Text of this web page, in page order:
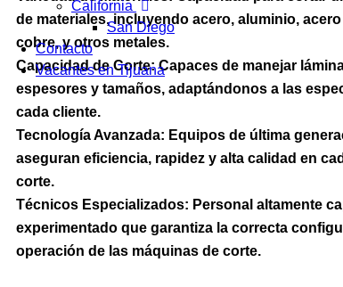
California
San Diego
Contacto
Vacantes en Tijuana
de materiales, incluyendo acero, aluminio,
cobre, y otros metales.
Capacidad de Corte: Capaces de manejar
espesores y tamaños, adaptándonos a las
cada cliente.
Tecnología Avanzada: Equipos de última
aseguran eficiencia, rapidez y alta calidad en
corte.
Técnicos Especializados: Personal altamente
experimentado que garantiza la correcta
operación de las máquinas de corte.